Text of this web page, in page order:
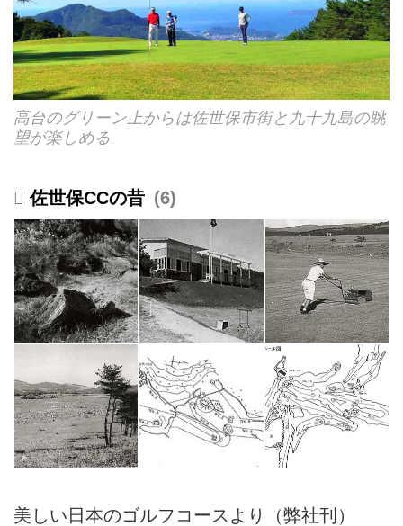
高台のグリーン上からは佐世保市街と九十九島の眺
望が楽しめる
佐世保CCの昔 6
美しい日本のゴルフコースより（弊社刊）